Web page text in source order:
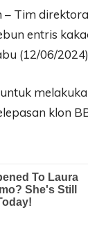
Tim
entris
(12/06/
klon